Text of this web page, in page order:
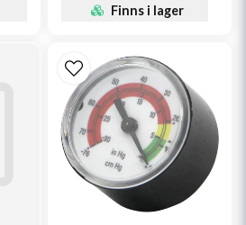
Finns i lager